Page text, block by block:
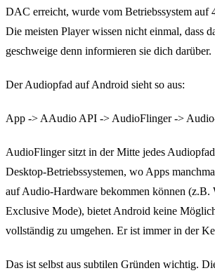
DAC erreicht, wurde vom Betriebssystem auf
Die meisten Player wissen nicht einmal, dass
geschweige denn informieren sie dich darüber.
Der Audiopfad auf Android sieht so aus:
App -> AAudio API -> AudioFlinger ->
AudioFlinger sitzt in der Mitte jedes
Desktop-Betriebssystemen, wo Apps
auf Audio-Hardware bekommen können
Exclusive Mode), bietet Android keine
vollständig zu umgehen. Er ist immer in der
Das ist selbst aus subtilen Gründen wichtig.